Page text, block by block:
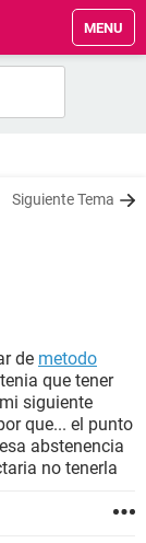
MENU
Siguiente Tema
de metodo
que tener
siguiente
que... el punto
abstenencia
no tenerla